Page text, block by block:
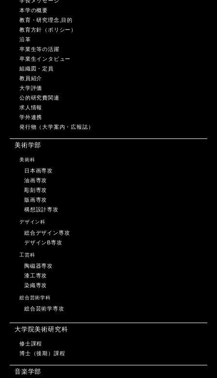
本学の概要
教育・研究理念,目的
教育方針（ポリシー）
沿革
卒業生等の活躍
卒業生インタビュー
組織図・定員
教員紹介
大学評価
公的研究費関連
求人情報
学外連携
発行物（大学案内・広報誌）
美術学部
美術科
日本画専攻
油画専攻
彫刻専攻
版画専攻
構想設計専攻
デザイン科
総合デザイン専攻
デザインB専攻
工芸科
陶磁器専攻
漆工専攻
染織専攻
総合芸術学科
総合芸術学専攻
大学院美術研究科
修士課程
博士（後期）課程
音楽学部